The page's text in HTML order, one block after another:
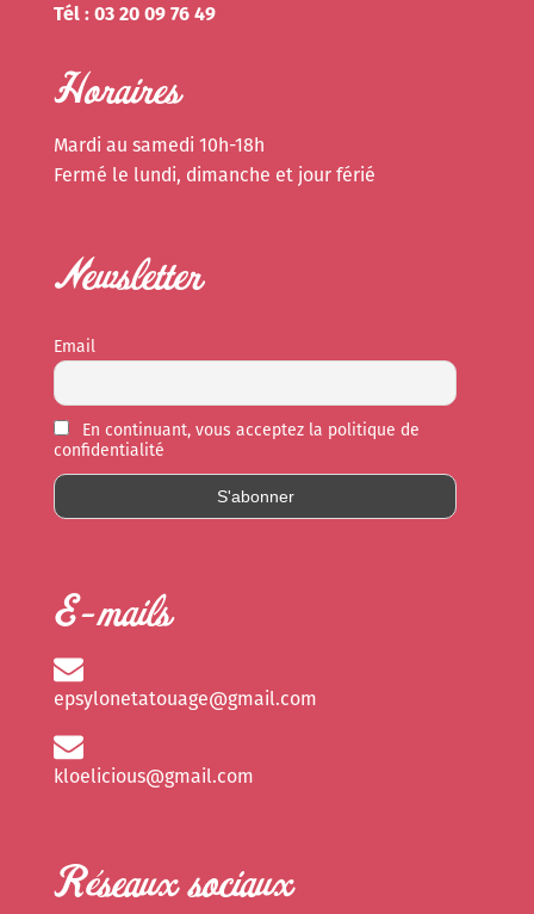
Tél : 03 20 09 76 49
Horaires
Mardi au samedi 10h-18h
Fermé le lundi, dimanche et jour férié
Newsletter
Email
En continuant, vous acceptez la politique de
confidentialité
E-mails
epsylonetatouage@gmail.com
kloelicious@gmail.com
Réseaux sociaux